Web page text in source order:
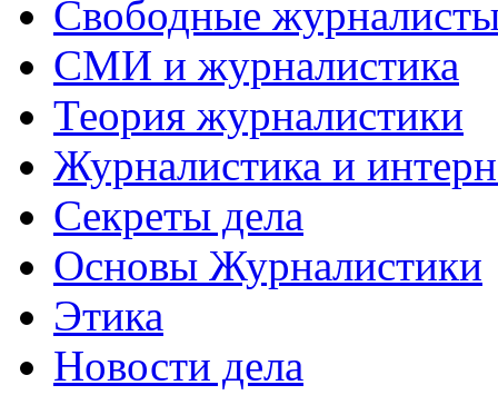
Свободные
СМИ и журналистика
Теория журналистики
Журналистика и
Секреты дела
Основы Журналистики
Этика
Новости дела